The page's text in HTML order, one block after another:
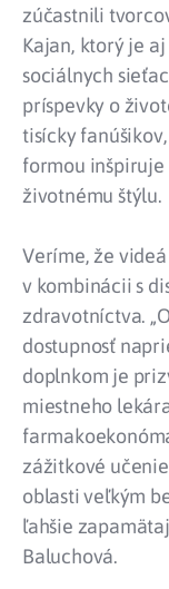
zúčastnili
Kajan, ktorý je
sociálnych
príspevky o
tisícky
formou
životnému štýlu.
Veríme, že
v kombinácii s
zdravotníctva.
dostupnosť
doplnkom je
miestneho
zážitkové
oblasti veľkým
ľahšie
Baluchová.